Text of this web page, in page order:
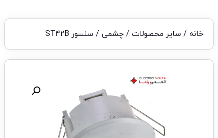
خانه / سایر محصولات/ چشمی/ سنسور ST42B